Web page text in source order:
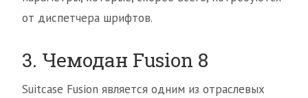
от диспетчера шрифтов.
3. Чемодан Fusion 8
Suitcase Fusion является одним из отраслевых